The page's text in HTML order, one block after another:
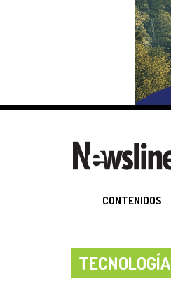
CONTENIDOS
TECNOLOGÍA